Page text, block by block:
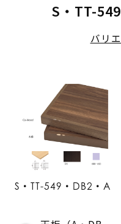
S・TT-
バリ
S・TT-549・DB2・A